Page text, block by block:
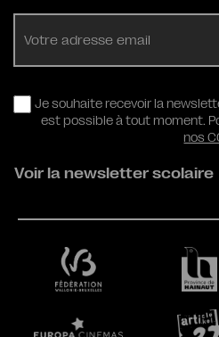
Je souhaite recevoir la
est possible à tout moment.
nos
Voir la newsletter scolaire